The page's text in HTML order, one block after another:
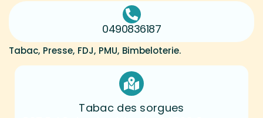
0490836187
Tabac, Presse, FDJ, PMU, Bimbeloterie.
Tabac des sorgues